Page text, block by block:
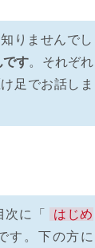
りませんでし
です。それぞれ
足でお話しま
に「
はじめ
す。下の方に